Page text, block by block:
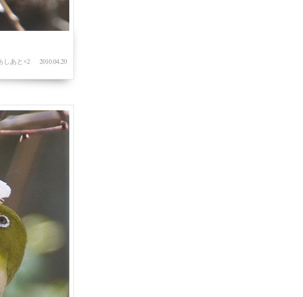
しあと×2
2010.04.20